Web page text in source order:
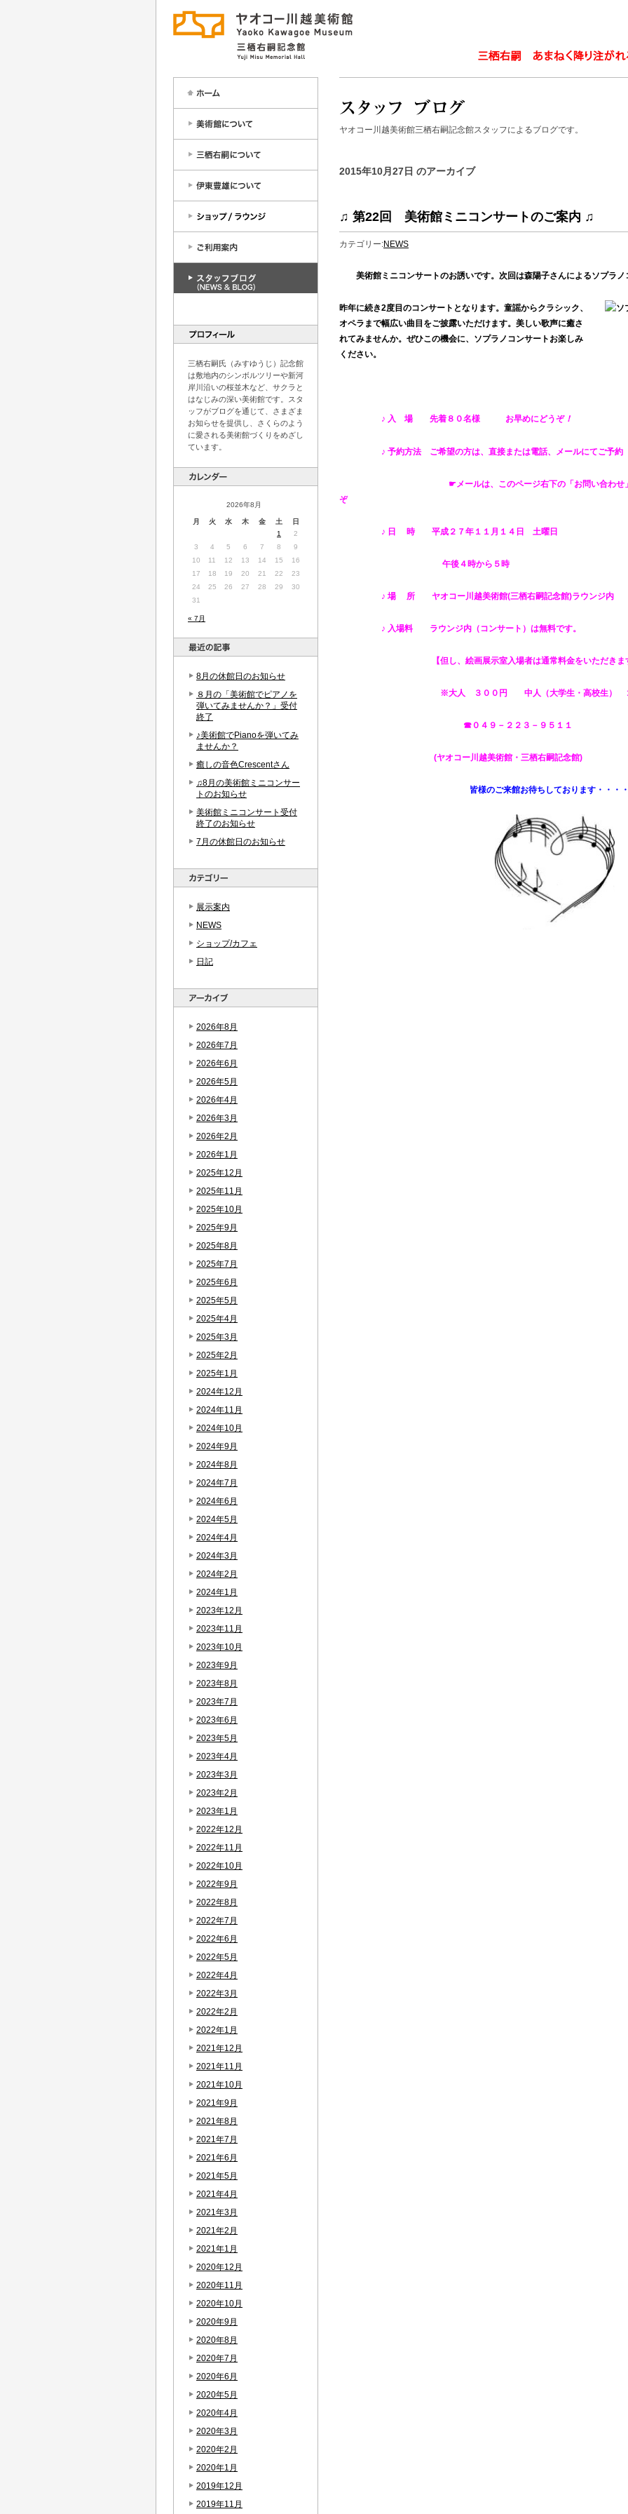
三栖右嗣氏（みすゆうじ）記念館
は敷地内のシンボルツリーや新河
岸川沿いの桜並木など、サクラと
はなじみの深い美術館です。スタ
ッフがブログを通じて、さまざま
お知らせを提供し、さくらのよう
に愛される美術館づくりをめざし
ています。
2026年8月
月 火 水 木 金 土 日
« 7月
1
2
3
4 5 6 7 8
9
10
11 12 13 14 15
16
17
18 19 20 21 22
23
24
25 26 27 28 29
30
31
8月の休館日のお知らせ
８月の「美術館でピアノを
弾いてみませんか？」受付
終了
♪美術館でPianoを弾いてみ
ませんか？
癒しの音色Crescentさん
♫8月の美術館ミニコンサー
トのお知らせ
美術館ミニコンサート受付
終了のお知らせ
7月の休館日のお知らせ
展示案内
NEWS
ショップ/カフェ
日記
2026年8月
2026年7月
2026年6月
2026年5月
2026年4月
2026年3月
2026年2月
2026年1月
2025年12月
2025年11月
2025年10月
2025年9月
2025年8月
2025年7月
2025年6月
2025年5月
2025年4月
2025年3月
2025年2月
2025年1月
2024年12月
2024年11月
2024年10月
2024年9月
2024年8月
2024年7月
2024年6月
2024年5月
2024年4月
2024年3月
2024年2月
2024年1月
2023年12月
2023年11月
2023年10月
2023年9月
2023年8月
2023年7月
2023年6月
2023年5月
2023年4月
2023年3月
2023年2月
2023年1月
2022年12月
2022年11月
2022年10月
2022年9月
2022年8月
2022年7月
2022年6月
2022年5月
2022年4月
2022年3月
2022年2月
2022年1月
2021年12月
2021年11月
2021年10月
2021年9月
2021年8月
2021年7月
2021年6月
2021年5月
2021年4月
2021年3月
2021年2月
2021年1月
2020年12月
2020年11月
2020年10月
2020年9月
2020年8月
2020年7月
2020年6月
2020年5月
2020年4月
2020年3月
2020年2月
2020年1月
2019年12月
2019年11月
ヤオコー川越美術館三栖右嗣記念館スタッフによるブログです。
2015年10月27日 のアーカイブ
♫ 第22回 美術館ミニコンサートのご案内 ♫
カテゴリー:NEWS
美術館ミニコンサートのお誘いです。次回は森陽子さんによるソプラノ
昨年に続き2度目のコンサートとなります。童謡からクラシック、
オペラまで幅広い曲目をご披露いただけます。美しい歌声に癒さ
れてみませんか。 ぜひこの機会に、ソプラノコンサートお楽しみ
ください。
♪ 入 場 先着８０名様 お早めにどうぞ！
♪ 予約方法 ご希望の方は、直接または電話、メールにてご予約
☛メールは、このページ右下の「お問い合わせ」
ぞ
♪ 日 時 平成２７年１１月１４日 土曜日
午後４時から５時
♪ 場 所 ヤオコー川越美術館(三栖右嗣記念館)ラウンジ内
♪ 入場料 ラウンジ内（コンサート）は無料です。
【但し、絵画展示室入場者は通常料金をいただきます
※大人 ３００円 中人（大学生・高校生） ２０
☎０４９－２２３－９５１１
(ヤオコー川越美術館・三栖右嗣記念館)
皆様のご来館お待ちしております・・・